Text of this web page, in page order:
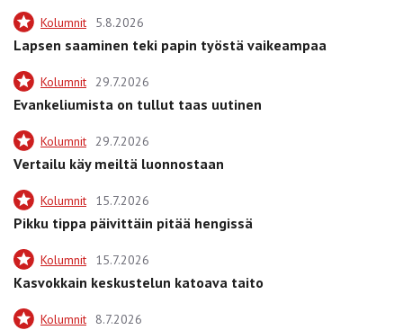
Kolumnit 5.8.2026
Lapsen saaminen teki papin työstä vaikeampaa
Kolumnit 29.7.2026
Evankeliumista on tullut taas uutinen
Kolumnit 29.7.2026
Vertailu käy meiltä luonnostaan
Kolumnit 15.7.2026
Pikku tippa päivittäin pitää hengissä
Kolumnit 15.7.2026
Kasvokkain keskustelun katoava taito
Kolumnit 8.7.2026